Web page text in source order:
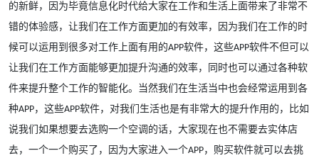
的新鲜，因为毕竟信息化时代给大家在工作和生活上面带来了非常不
错的体验感，让我们在工作方面更加的有效率，因为我们在工作的时
候可以运用到很多对工作上面有用的APP软件，这些APP软件不但可以
让我们在工作方面能够更加提升沟通的效率，同时也可以通过各种软
件来提升整个工作的智能化。当然我们在生活当中也会经常运用到各
种APP，这些APP软件，对我们生活也是有非常大的提升作用的，比如
说我们如果想要去选购一个空调的话，大家现在也不需要去实体店
去，一个一个购买了，因为大家进入一个APP，购买软件就可以去挑